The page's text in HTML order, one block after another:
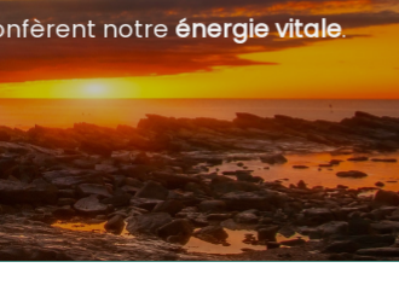
notreénergie vitale.